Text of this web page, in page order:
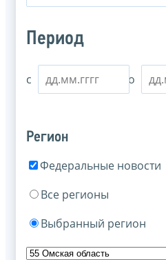
Период
с по
Регион
Федеральные новости
Все регионы
Выбранный регион